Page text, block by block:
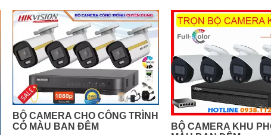
BỘ CAMERA CHO CÔNG TRÌNH
CÓ MÀU BAN ĐÊM
BỘ CAMERA KHU